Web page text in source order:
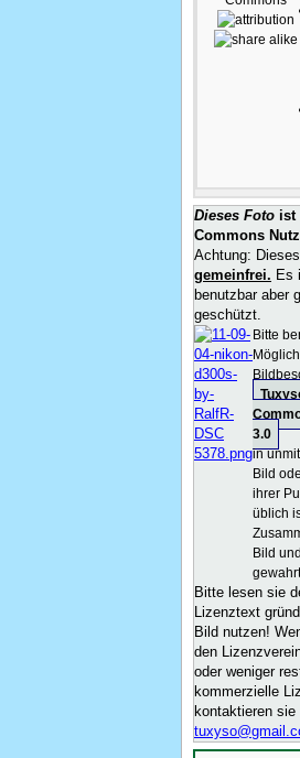
Dieses Foto ist
Commons
Achtung:
gemeinfrei. Es
benutzbar aber
geschützt.
Bitte
3.0
in
Bild
ihrer
üblich
Bild
Bitte lesen sie
Lizenztext
Bild nutzen!
den
oder weniger
kommerzielle
kontaktieren